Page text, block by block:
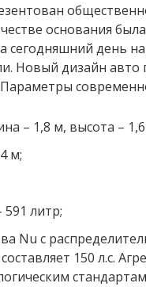
основания
сегодняшний день
Новый дизайн авто
– 1,8 м, высота –
м;
литр;
Nu с
150 л.с.